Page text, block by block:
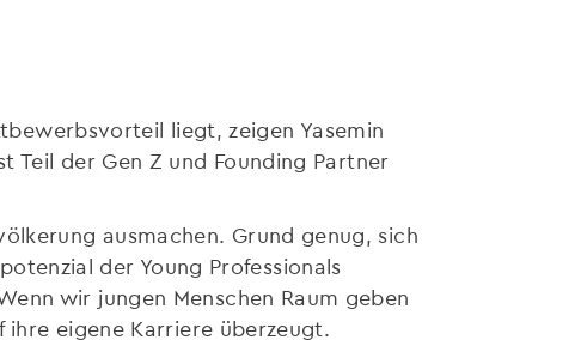
liegt, zeigen Yasemin
Teil der Gen Z und Founding Partner
ausmachen. Grund genug, sich
der Young Professionals
wir jungen Menschen Raum geben
eigene Karriere überzeugt.